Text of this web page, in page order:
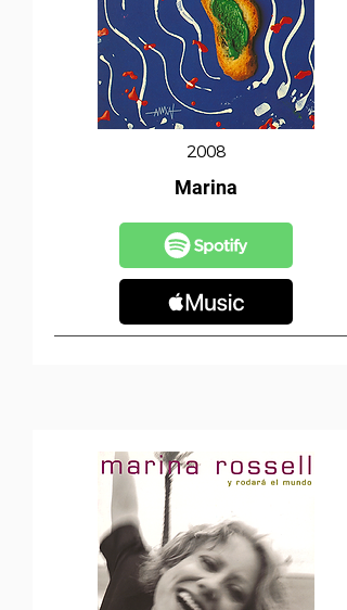
2008
Marina